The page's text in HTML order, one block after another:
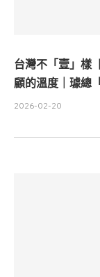
台灣不「壹」樣
顧的溫度｜璩總
2026-02-20